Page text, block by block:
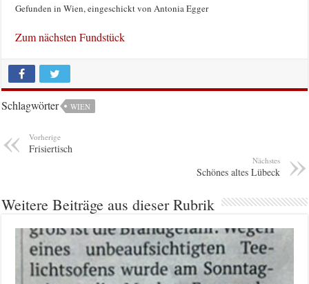
Gefunden in Wien, eingeschickt von Antonia Egger
Zum nächsten Fundstück
Schlagwörter WIEN
Vorherige
Frisiertisch
Nächstes
Schönes altes Lübeck
Weitere Beiträge aus dieser Rubrik